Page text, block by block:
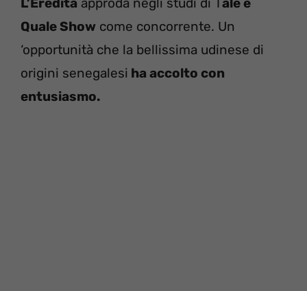
Quale Show come concorrente. Un
‘opportunità che la bellissima udinese di
origini senegalesi ha accolto con
entusiasmo.